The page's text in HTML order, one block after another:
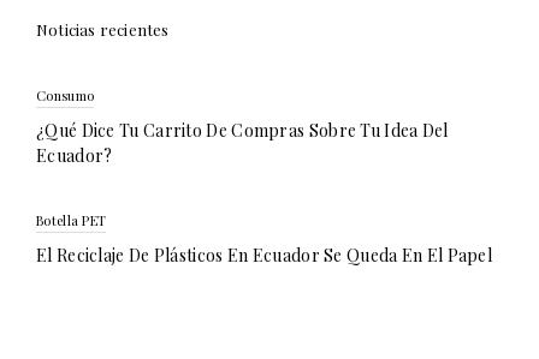
Noticias recientes
Consumo
¿Qué Dice Tu Carrito De Compras Sobre Tu Idea Del
Ecuador?
Botella PET
El Reciclaje De Plásticos En Ecuador Se Queda En El Papel